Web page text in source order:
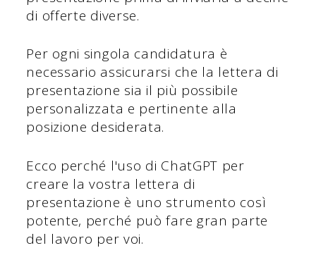
di offerte diverse.
Per ogni singola candidatura è
necessario assicurarsi che la lettera di
presentazione sia il più possibile
personalizzata e pertinente alla
posizione desiderata.
Ecco perché l'uso di ChatGPT per
creare la vostra lettera di
presentazione è uno strumento così
potente, perché può fare gran parte
del lavoro per voi.